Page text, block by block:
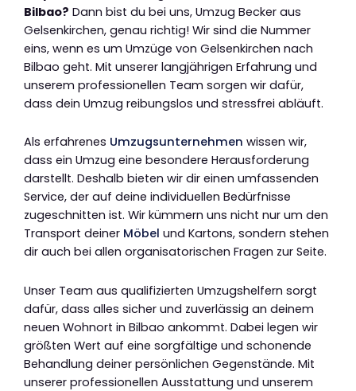
Bilbao? Dann bist du bei uns, Umzug Becker aus
Gelsenkirchen, genau richtig! Wir sind die Nummer
eins, wenn es um Umzüge von Gelsenkirchen nach
Bilbao geht. Mit unserer langjährigen Erfahrung und
unserem professionellen Team sorgen wir dafür,
dass dein Umzug reibungslos und stressfrei abläuft.
Als erfahrenes Umzugsunternehmen wissen wir,
dass ein Umzug eine besondere Herausforderung
darstellt. Deshalb bieten wir dir einen umfassenden
Service, der auf deine individuellen Bedürfnisse
zugeschnitten ist. Wir kümmern uns nicht nur um den
Transport deiner Möbel und Kartons, sondern stehen
dir auch bei allen organisatorischen Fragen zur Seite.
Unser Team aus qualifizierten Umzugshelfern sorgt
dafür, dass alles sicher und zuverlässig an deinem
neuen Wohnort in Bilbao ankommt. Dabei legen wir
größten Wert auf eine sorgfältige und schonende
Behandlung deiner persönlichen Gegenstände. Mit
unserer professionellen Ausstattung und unserem